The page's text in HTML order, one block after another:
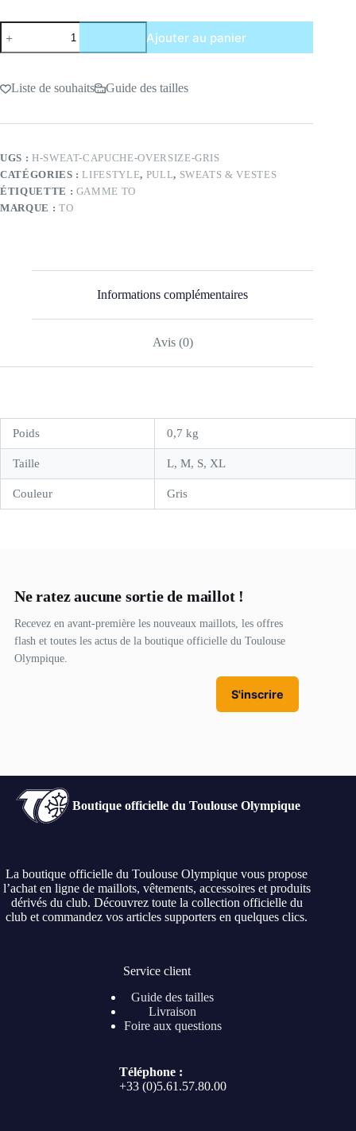
quantité
de
Sweat
Capuche
Gris
Ajouter au panier
Liste de souhaits Guide des tailles
UGS : H-SWEAT-CAPUCHE-OVERSIZE-GRIS
CATÉGORIES :LIFESTYLE, PULL, SWEATS & VESTES
ÉTIQUETTE : GAMME TO
MARQUE : TO
Informations complémentaires
Avis (0)
Poids 0,7 kg
Taille L, M, S, XL
Couleur Gris
Ne ratez aucune sortie de maillot !
Recevez en avant-première les nouveaux maillots, les offres
flash et toutes les actus de la boutique officielle du Toulouse
Olympique.
S'inscrire
Boutique officielle du Toulouse Olympique
La boutique officielle du Toulouse Olympique vous propose
l’achat en ligne de maillots, vêtements, accessoires et produits
dérivés du club. Découvrez toute la collection officielle du
club et commandez vos articles supporters en quelques clics.
Service client
Guide des tailles
Livraison
Foire aux questions
Téléphone :
+33 (0)5.61.57.80.00